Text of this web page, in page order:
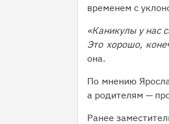
временем с
«Каникулы у нас
Это хорошо,
она.
По мнению
а родителям —
Ранее